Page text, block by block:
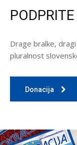
Drage bralke,
pluralnost
Donacija